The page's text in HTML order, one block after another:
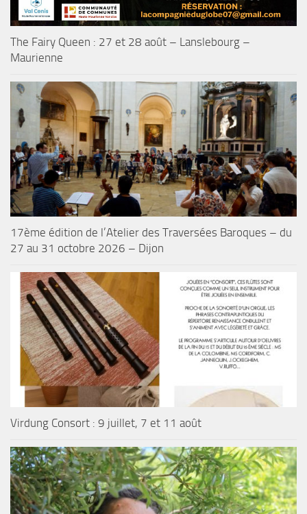
The Fairy Queen : 27 et 28 août – Lanslebourg –
Maurienne
17ème édition de l’Atelier des Traversées Baroques – du
27 au 31 octobre 2026 – Dijon
Virdung Consort : 9 juillet, 7 et 11 août